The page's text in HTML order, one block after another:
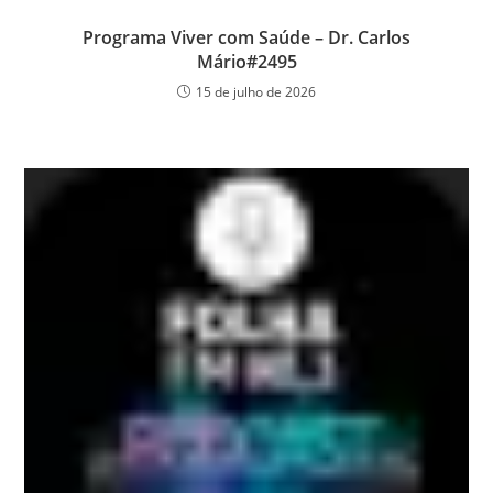
Programa Viver com Saúde – Dr. Carlos
Mário#2495
15 de julho de 2026